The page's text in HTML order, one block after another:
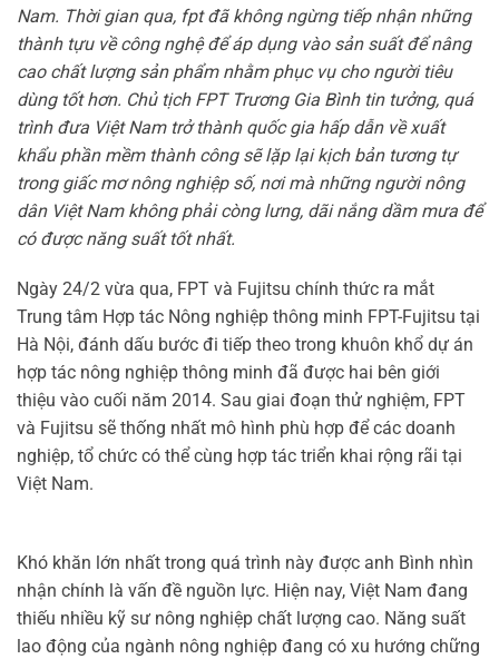
Nam. Thời gian qua, fpt đã không ngừng tiếp nhận những
thành tựu về công nghệ để áp dụng vào sản suất để nâng
cao chất lượng sản phẩm nhằm phục vụ cho người tiêu
dùng tốt hơn. Chủ tịch FPT Trương Gia Bình tin tưởng, quá
trình đưa Việt Nam trở thành quốc gia hấp dẫn về xuất
khẩu phần mềm thành công sẽ lặp lại kịch bản tương tự
trong giấc mơ nông nghiệp số, nơi mà những người nông
dân Việt Nam không phải còng lưng, dãi nắng dầm mưa để
có được năng suất tốt nhất.
Ngày 24/2 vừa qua, FPT và Fujitsu chính thức ra mắt
Trung tâm Hợp tác Nông nghiệp thông minh FPT-Fujitsu tại
Hà Nội, đánh dấu bước đi tiếp theo trong khuôn khổ dự án
hợp tác nông nghiệp thông minh đã được hai bên giới
thiệu vào cuối năm 2014. Sau giai đoạn thử nghiệm, FPT
và Fujitsu sẽ thống nhất mô hình phù hợp để các doanh
nghiệp, tổ chức có thể cùng hợp tác triển khai rộng rãi tại
Việt Nam.
Khó khăn lớn nhất trong quá trình này được anh Bình nhìn
nhận chính là vấn đề nguồn lực. Hiện nay, Việt Nam đang
thiếu nhiều kỹ sư nông nghiệp chất lượng cao. Năng suất
lao động của ngành nông nghiệp đang có xu hướng chững